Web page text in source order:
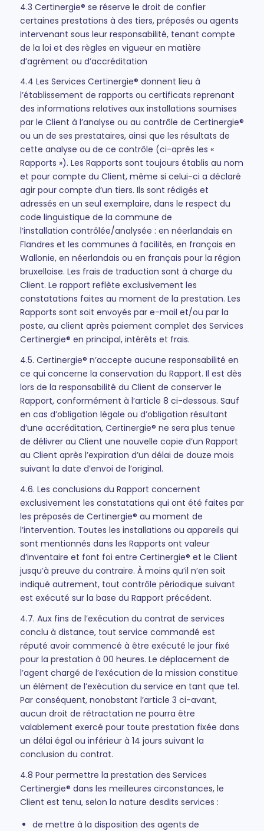
4.3 Certinergie® se réserve le droit de confier
certaines prestations à des tiers, préposés ou agents
intervenant sous leur responsabilité, tenant compte
de la loi et des règles en vigueur en matière
d’agrément ou d’accréditation
4.4 Les Services Certinergie® donnent lieu à
l’établissement de rapports ou certificats reprenant
des informations relatives aux installations soumises
par le Client à l’analyse ou au contrôle de Certinergie®
ou un de ses prestataires, ainsi que les résultats de
cette analyse ou de ce contrôle (ci-après les «
Rapports »). Les Rapports sont toujours établis au nom
et pour compte du Client, même si celui-ci a déclaré
agir pour compte d’un tiers. Ils sont rédigés et
adressés en un seul exemplaire, dans le respect du
code linguistique de la commune de
l’installation contrôlée/analysée : en néerlandais en
Flandres et les communes à facilités, en français en
Wallonie, en néerlandais ou en français pour la région
bruxelloise. Les frais de traduction sont à charge du
Client. Le rapport reflète exclusivement les
constatations faites au moment de la prestation. Les
Rapports sont soit envoyés par e-mail et/ou par la
poste, au client après paiement complet des Services
Certinergie® en principal, intérêts et frais.
4.5. Certinergie® n’accepte aucune responsabilité en
ce qui concerne la conservation du Rapport. Il est dès
lors de la responsabilité du Client de conserver le
Rapport, conformément à l’article 8 ci-dessous. Sauf
en cas d’obligation légale ou d’obligation résultant
d’une accréditation, Certinergie® ne sera plus tenue
de délivrer au Client une nouvelle copie d’un Rapport
au Client après l’expiration d’un délai de douze mois
suivant la date d’envoi de l’original.
4.6. Les conclusions du Rapport concernent
exclusivement les constatations qui ont été faites par
les préposés de Certinergie® au moment de
l’intervention. Toutes les installations ou appareils qui
sont mentionnés dans les Rapports ont valeur
d’inventaire et font foi entre Certinergie® et le Client
jusqu’à preuve du contraire. À moins qu’il n’en soit
indiqué autrement, tout contrôle périodique suivant
est exécuté sur la base du Rapport précédent.
4.7. Aux fins de l’exécution du contrat de services
conclu à distance, tout service commandé est
réputé avoir commencé à être exécuté le jour fixé
pour la prestation à 00 heures. Le déplacement de
l’agent chargé de l’exécution de la mission constitue
un élément de l’exécution du service en tant que tel.
Par conséquent, nonobstant l’article 3 ci-avant,
aucun droit de rétractation ne pourra être
valablement exercé pour toute prestation fixée dans
un délai égal ou inférieur à 14 jours suivant la
conclusion du contrat.
4.8 Pour permettre la prestation des Services
Certinergie® dans les meilleures circonstances, le
Client est tenu, selon la nature desdits services :
de mettre à la disposition des agents de